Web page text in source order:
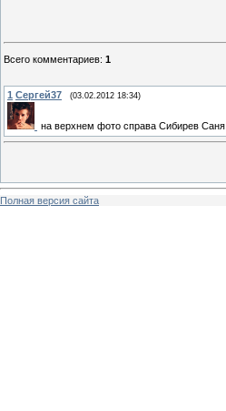
Всего комментариев: 1
1 Сергей37 (03.02.2012 18:34)
на верхнем фото справа Сибирев Саня.
Полная версия сайта